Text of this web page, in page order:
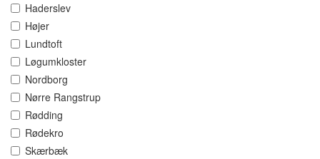
Haderslev
Højer
Lundtoft
Løgumkloster
Nordborg
Nørre Rangstrup
Rødding
Rødekro
Skærbæk